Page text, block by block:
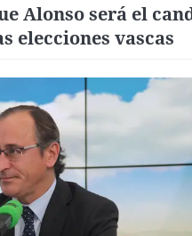
Alonso será el
elecciones vascas